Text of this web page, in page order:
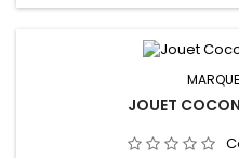
JOUET